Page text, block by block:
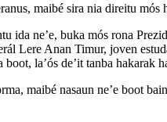
maibé sira nia direitu
ida ne’e, buka mós rona
Lere Anan Timur, joven
la’ós de’it tanba hakarak
maibé nasaun ne’e boot